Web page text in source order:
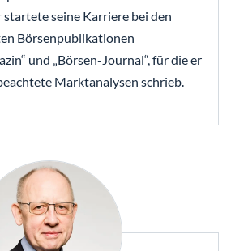
seine Karriere bei den
Börsenpublikationen
und „Börsen-Journal“, für die er
Marktanalysen schrieb.